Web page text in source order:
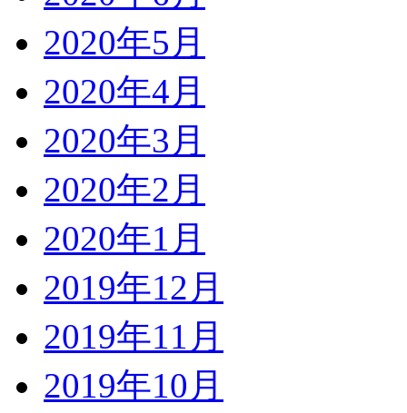
2020年5月
2020年4月
2020年3月
2020年2月
2020年1月
2019年12月
2019年11月
2019年10月